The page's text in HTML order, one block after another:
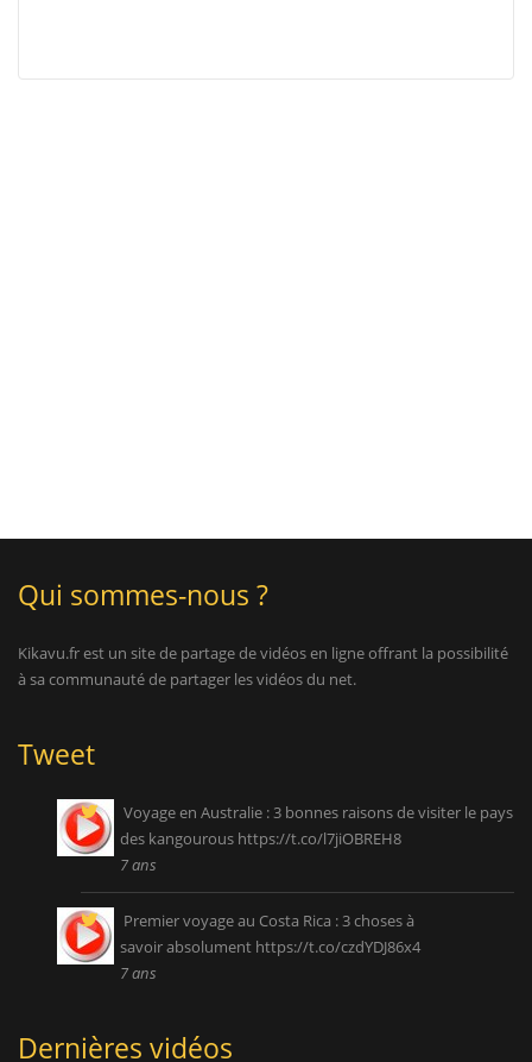
Qui sommes-nous ?
Kikavu.fr est un site de partage de vidéos en ligne offrant la possibilité
à sa communauté de partager les vidéos du net.
Tweet
Voyage en Australie : 3 bonnes raisons de visiter le pays
des kangourous https://t.co/l7jiOBREH8
7 ans
Premier voyage au Costa Rica : 3 choses à
savoir absolument https://t.co/czdYDJ86x4
7 ans
Dernières vidéos